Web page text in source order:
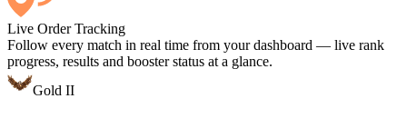
Live Order Tracking
Follow every match in real time from your dashboard — live rank
progress, results and booster status at a glance.
Gold II